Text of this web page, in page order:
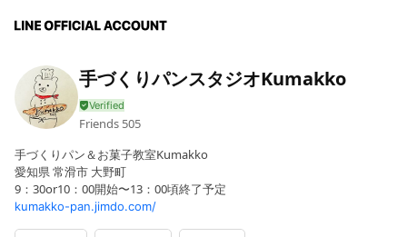
手づくりパンスタジオKumakko
Friends 505
手づくりパン＆お菓子教室Kumakko
愛知県 常滑市 大野町
9：30or10：00開始〜13：00頃終了予定
kumakko-pan.jimdo.com/